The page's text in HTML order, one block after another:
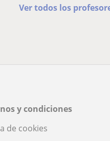
Ver todos los
y condiciones
de cookies